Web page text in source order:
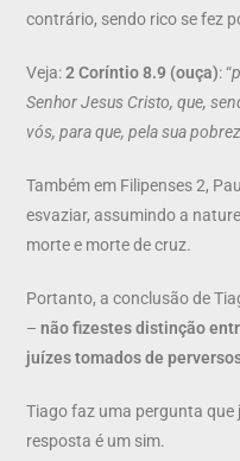
contrário, sendo rico se fez
Veja:2 Coríntio 8.9 (ouça): “
Senhor Jesus Cristo, que,
vós, para que, pela sua
Também em Filipenses 2,
esvaziar, assumindo a
morte e morte de cruz.
Portanto, a conclusão de
–não fizestes distinção
juízes tomados de
Tiago faz uma pergunta
resposta é um sim.